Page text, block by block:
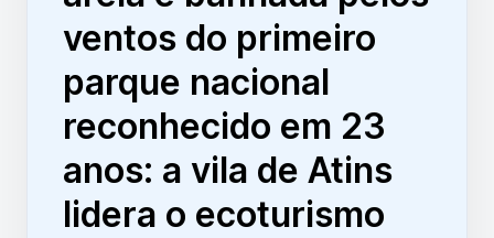
ventos do primeiro
parque nacional
reconhecido em 23
anos: a vila de Atins
lidera o ecoturismo